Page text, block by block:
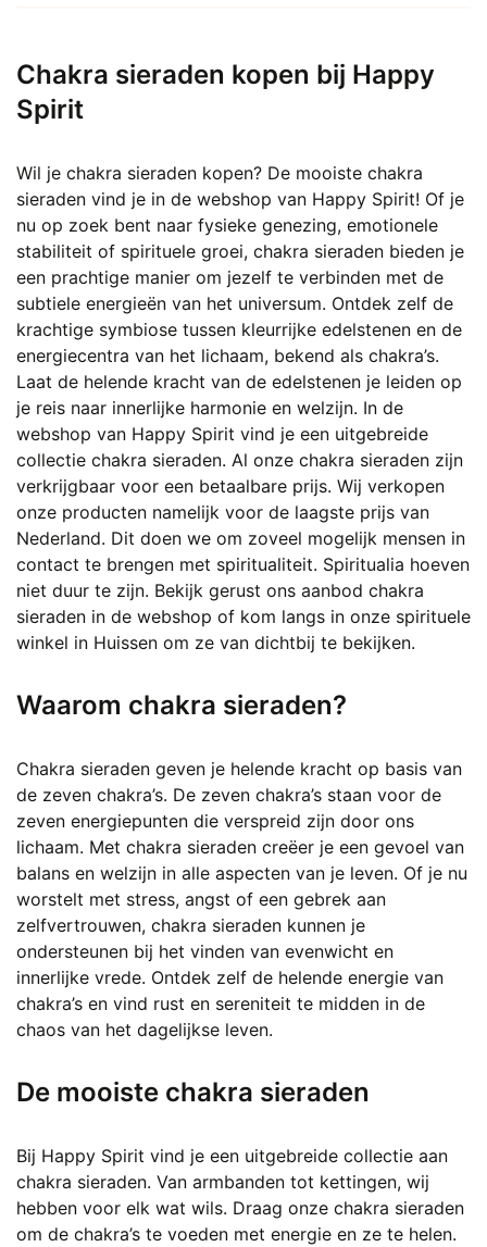
Chakra sieraden kopen bij Happy
Spirit
Wil je chakra sieraden kopen? De mooiste chakra
sieraden vind je in de webshop van Happy Spirit! Of je
nu op zoek bent naar fysieke genezing, emotionele
stabiliteit of spirituele groei, chakra sieraden bieden je
een prachtige manier om jezelf te verbinden met de
subtiele energieën van het universum. Ontdek zelf de
krachtige symbiose tussen kleurrijke edelstenen en de
energiecentra van het lichaam, bekend als chakra’s.
Laat de helende kracht van de edelstenen je leiden op
je reis naar innerlijke harmonie en welzijn. In de
webshop van Happy Spirit vind je een uitgebreide
collectie chakra sieraden. Al onze chakra sieraden zijn
verkrijgbaar voor een betaalbare prijs. Wij verkopen
onze producten namelijk voor de laagste prijs van
Nederland. Dit doen we om zoveel mogelijk mensen in
contact te brengen met spiritualiteit. Spiritualia hoeven
niet duur te zijn. Bekijk gerust ons aanbod chakra
sieraden in de webshop of kom langs in onze spirituele
winkel in Huissen om ze van dichtbij te bekijken.
Waarom chakra sieraden?
Chakra sieraden geven je helende kracht op basis van
de zeven chakra’s. De zeven chakra’s staan voor de
zeven energiepunten die verspreid zijn door ons
lichaam. Met chakra sieraden creëer je een gevoel van
balans en welzijn in alle aspecten van je leven. Of je nu
worstelt met stress, angst of een gebrek aan
zelfvertrouwen, chakra sieraden kunnen je
ondersteunen bij het vinden van evenwicht en
innerlijke vrede. Ontdek zelf de helende energie van
chakra’s en vind rust en sereniteit te midden in de
chaos van het dagelijkse leven.
De mooiste chakra sieraden
Bij Happy Spirit vind je een uitgebreide collectie aan
chakra sieraden. Van armbanden tot kettingen, wij
hebben voor elk wat wils. Draag onze chakra sieraden
om de chakra’s te voeden met energie en ze te helen.